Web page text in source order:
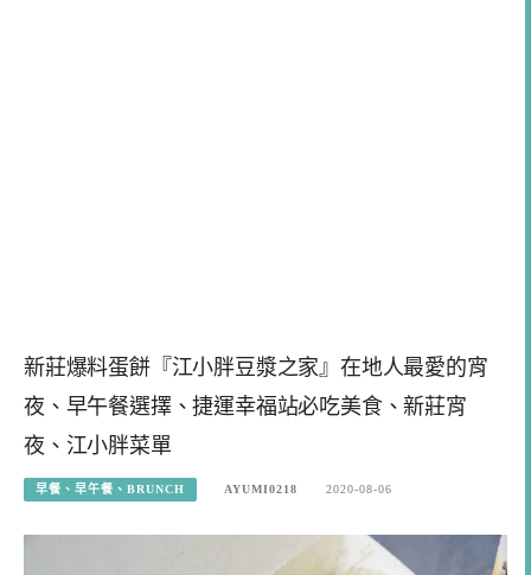
新莊爆料蛋餅『江小胖豆漿之家』在地人最愛的宵
夜、早午餐選擇、捷運幸福站必吃美食、新莊宵
夜、江小胖菜單
早餐、早午餐、BRUNCH AYUMI0218 2020-08-06